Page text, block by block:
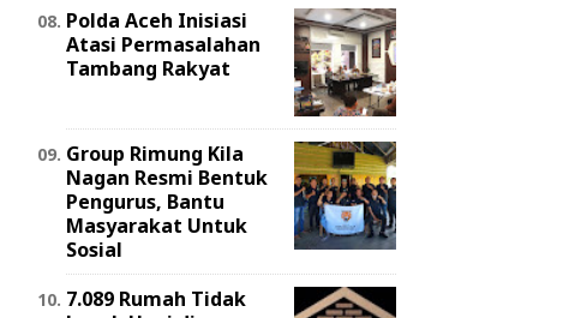
Polda Aceh Inisiasi
Atasi Permasalahan
Tambang Rakyat
Group Rimung Kila
Nagan Resmi Bentuk
Pengurus, Bantu
Masyarakat Untuk
Sosial
7.089 Rumah Tidak